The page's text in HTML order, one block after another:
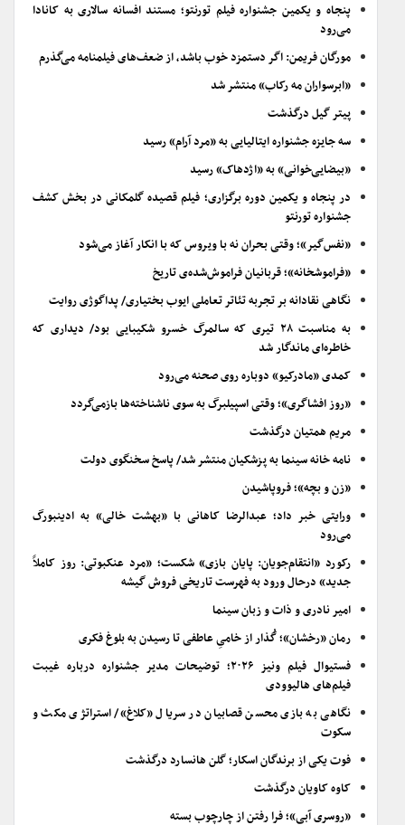
پنجاه و یکمین جشنواره فیلم تورنتو؛ مستند افسانه سالاری به کانادا
می‌رود
مورگان فریمن: اگر دستمزد خوب باشد، از ضعف‌های فیلمنامه می‌گذرم
«ابرسواران مه رکاب» منتشر شد
پیتر گیل درگذشت
سه جایزه جشنواره ایتالیایی به «مرد آرام» رسید
«بیضایی‌خوانی» به «اژدهاک» رسید
در پنجاه و یکمین دوره برگزاری؛ فیلم قصیده گلمکانی در بخش کشف
جشنواره تورنتو
«نفس‌گیر»؛ وقتی بحران نه با ویروس که با انکار آغاز می‌شود
«فراموشخانه»؛ قربانیان فراموش‌شده‌ی تاریخ
نگاهی نقادانه بر تجربه تئاتر تعاملی ایوب بختیاری/ پداگوژی روایت
به مناسبت ۲۸ تیری که سالمرگ خسرو شکیبایی بود/ دیداری که
خاطره‌ای ماندگار شد
کمدی «مادرکیو» دوباره روی صحنه می‌رود
«روز افشاگری»؛ وقتی اسپیلبرگ به سوی ناشناخته‌ها بازمی‌گردد
مریم همتیان درگذشت
نامه خانه سینما به پزشکیان منتشر شد/ پاسخ سخنگوی دولت
«زن و بچه»؛ فروپاشیدن
ورایتی خبر داد؛ عبدالرضا کاهانی با «بهشت خالی» به ادینبورگ
می‌رود
رکورد «انتقام‌جویان: پایان بازی» شکست؛ «مرد عنکبوتی: روز کاملاً
جدید» درحال ورود به فهرست تاریخی فروش گیشه
امیر نادری و ذات و زبان سینما
رمان «رخشان»؛ گُذار از خامیِ عاطفی تا رسیدن به بلوغ فکری
فستیوال فیلم ونیز ۲۰۲۶؛ توضیحات مدیر جشنواره درباره غیبت
فیلم‌های هالیوودی
نگاهی به بازی محسن قصابیان در سریال «کلاغ»/ استراتژی مکث و
سکوت
فوت یکی از برندگان اسکار؛ گلن هانسارد درگذشت
کاوه کاویان درگذشت
«روسری آبی»؛ فرا رفتن از چارچوب بسته